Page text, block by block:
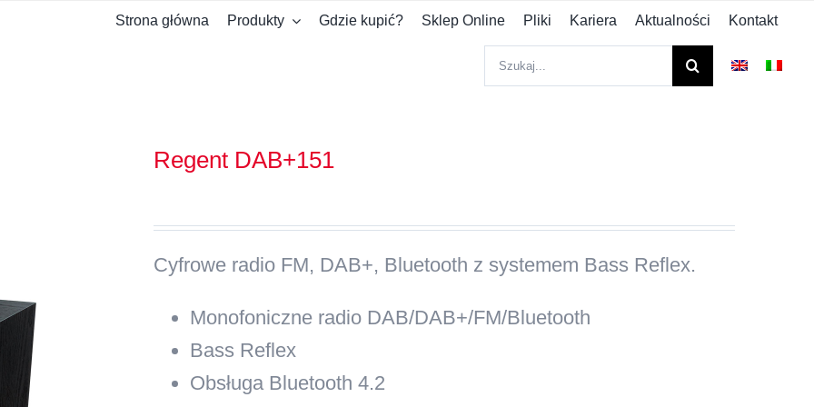
Strona główna Produkty Gdzie kupić? Sklep Online Pliki Kariera Aktualności Kontakt
Regent DAB+151
Cyfrowe radio FM, DAB+, Bluetooth z systemem Bass Reflex.
Monofoniczne radio DAB/DAB+/FM/Bluetooth
Bass Reflex
Obsługa Bluetooth 4.2